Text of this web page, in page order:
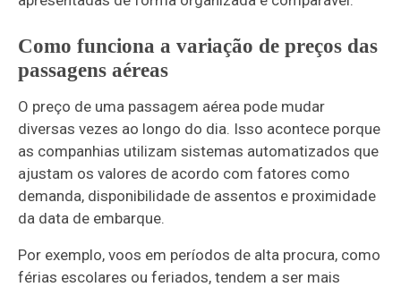
Como funciona a variação de preços das
passagens aéreas
O preço de uma passagem aérea pode mudar
diversas vezes ao longo do dia. Isso acontece porque
as companhias utilizam sistemas automatizados que
ajustam os valores de acordo com fatores como
demanda, disponibilidade de assentos e proximidade
da data de embarque.
Por exemplo, voos em períodos de alta procura, como
férias escolares ou feriados, tendem a ser mais